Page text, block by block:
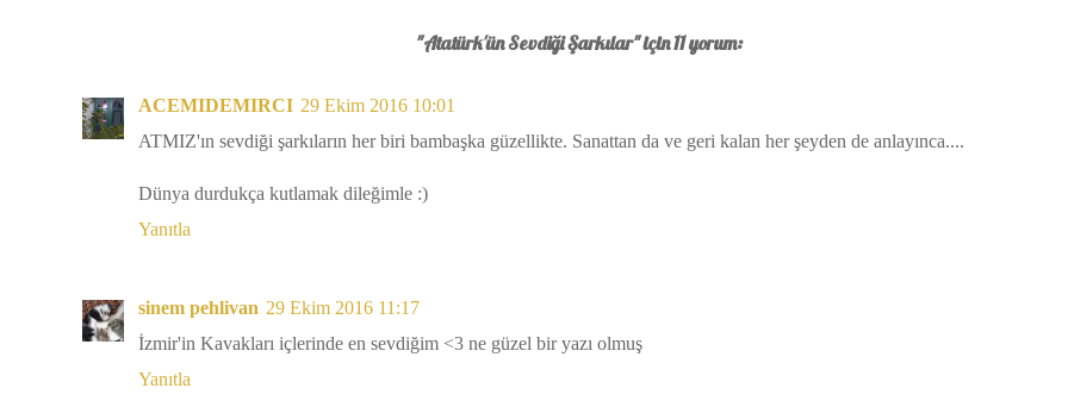
"Atatürk'ün Sevdiği Şarkılar" için 11 yorum:
ACEMIDEMIRCI 29 Ekim 2016 10:01
ATMIZ'ın sevdiği şarkıların her biri bambaşka güzellikte. Sanattan da ve geri kalan her şeyden de anlayınca....
Dünya durdukça kutlamak dileğimle :)
Yanıtla
sinem pehlivan 29 Ekim 2016 11:17
İzmir'in Kavakları içlerinde en sevdiğim <3 ne güzel bir yazı olmuş
Yanıtla